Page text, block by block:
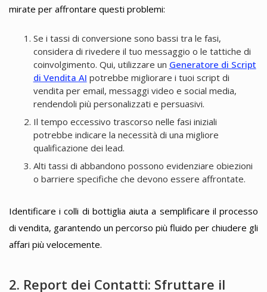
mirate per affrontare questi problemi:
Se i tassi di conversione sono bassi tra le fasi,
considera di rivedere il tuo messaggio o le tattiche di
coinvolgimento. Qui, utilizzare un Generatore di Script
di Vendita AI potrebbe migliorare i tuoi script di
vendita per email, messaggi video e social media,
rendendoli più personalizzati e persuasivi.
Il tempo eccessivo trascorso nelle fasi iniziali
potrebbe indicare la necessità di una migliore
qualificazione dei lead.
Alti tassi di abbandono possono evidenziare obiezioni
o barriere specifiche che devono essere affrontate.
Identificare i colli di bottiglia aiuta a semplificare il processo
di vendita, garantendo un percorso più fluido per chiudere gli
affari più velocemente.
2. Report dei Contatti: Sfruttare il